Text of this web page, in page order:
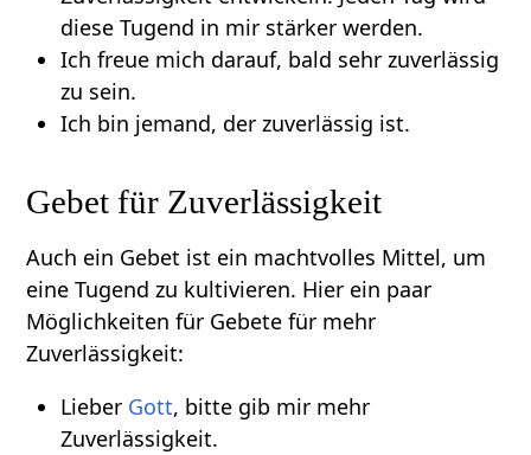
diese Tugend in mir stärker werden.
Ich freue mich darauf, bald sehr zuverlässig
zu sein.
Ich bin jemand, der zuverlässig ist.
Gebet für Zuverlässigkeit
Auch ein Gebet ist ein machtvolles Mittel, um
eine Tugend zu kultivieren. Hier ein paar
Möglichkeiten für Gebete für mehr
Zuverlässigkeit:
Lieber Gott, bitte gib mir mehr
Zuverlässigkeit.